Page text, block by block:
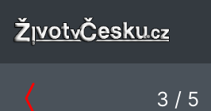
3 / 5